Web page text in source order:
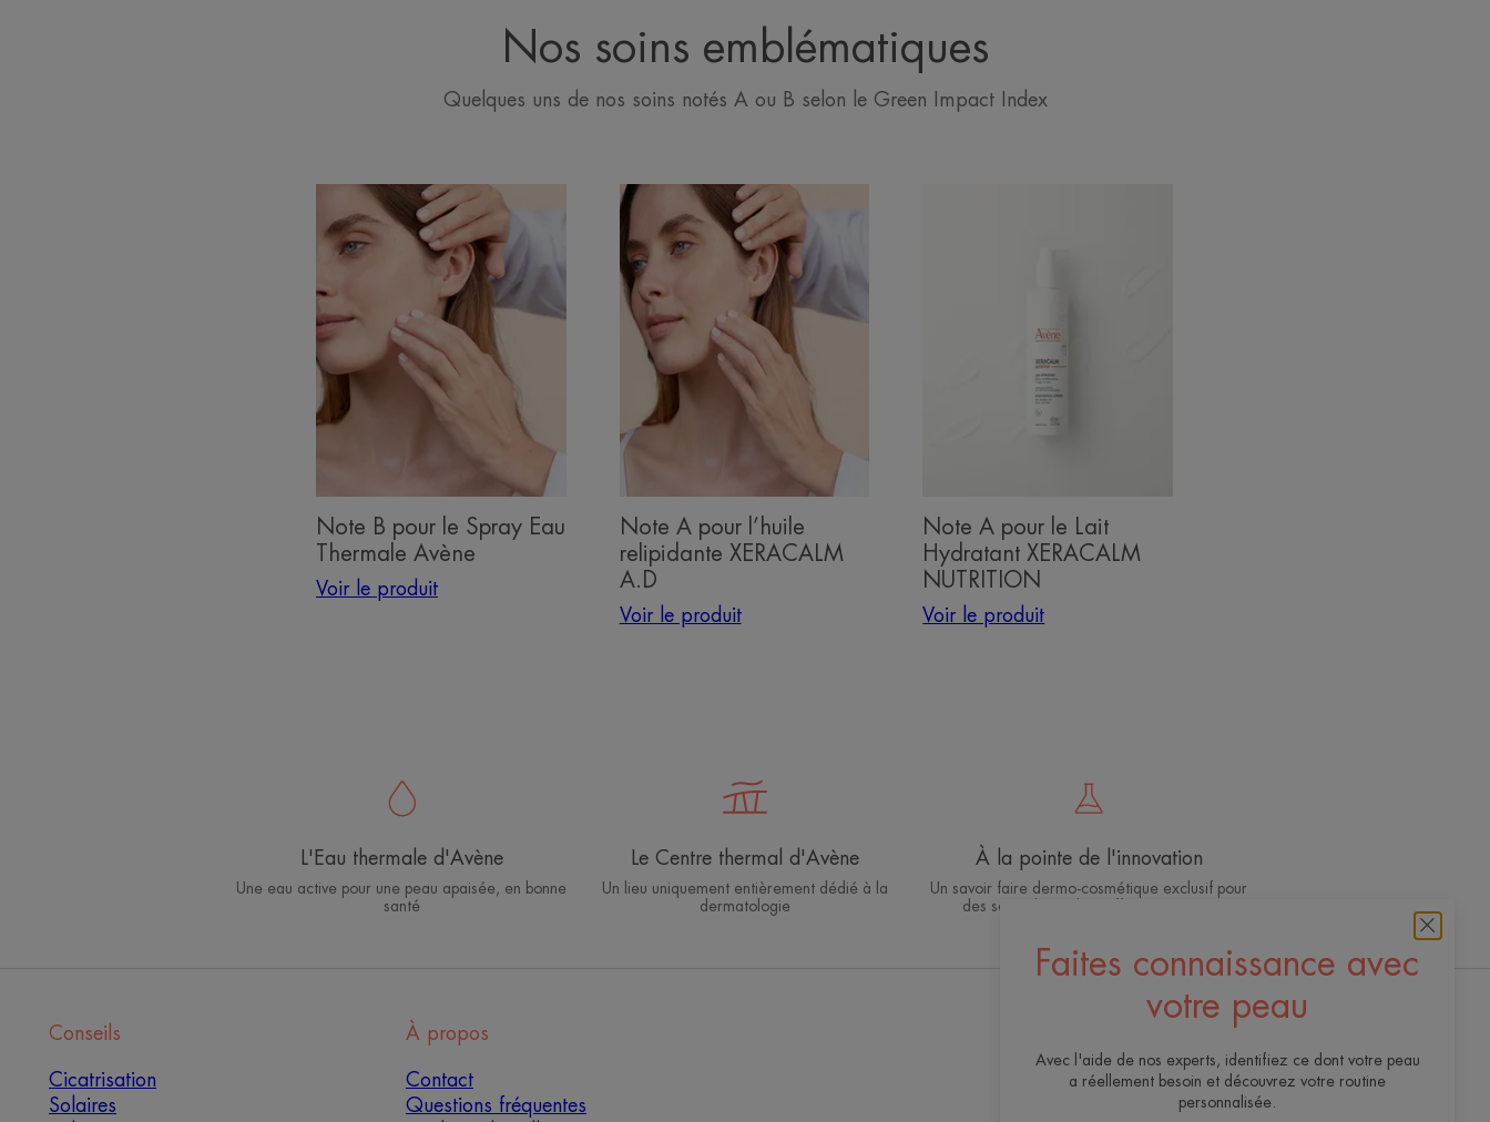
Nos soins emblématiques
Quelques uns de nos soins notés A ou B selon le Green Impact Index
le
produit
B
pour
le
Spray
Eau
Thermale
Note B pour le Spray Eau
Thermale Avène
Voir le produit
Voir
produit
Note
A
pour
l’huile
relipidante
XERACALM
A.D
Note A pour l’huile
relipidante XERACALM
A.D
Voir le produit
Note A pour le Lait
Hydratant XERACALM
NUTRITION
Voir le produit
Faites connaissance avec
votre peau
Avec l'aide de nos experts, identifiez ce dont votre peau
a réellement besoin et découvrez votre routine
personnalisée.
L'Eau thermale d'Avène
Une eau active pour une peau apaisée, en bonne
santé
Le Centre thermal d'Avène
Un lieu uniquement entièrement dédié à la
dermatologie
À la pointe de l'innovation
Un savoir faire dermo-cosmétique exclusif pour
des soins de qualité, efficaces et sûrs
Recevez notre newsletter
Toujours là pour votre peau ! Tous nos conseils
pour en prendre soin au quotidien.
Conseils
Cicatrisation
Solaires
À propos
Contact
Questions fréquentes